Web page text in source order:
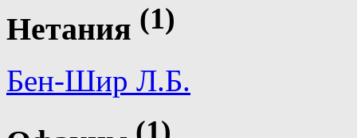
Нетания (1)
Бен-Шир Л.Б.
(1)